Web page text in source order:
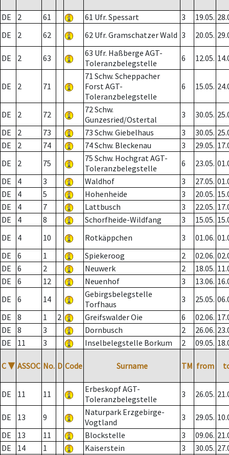
DE 2 61 61 Ufr. Spessart 3 19.05.
DE
2 62 62 Ufr. Gramschatzer Wald 3 20.05.
DE 2 63
63 Ufr. Haßberge AGT-
Toleranzbelegstelle
6 12.05.
DE 2 71
71 Schw. Scheppacher
Forst AGT-
Toleranzbelegstelle
6 15.05.
DE 2 72
72 Schw.
Gunzesried/Ostertal
3 30.05.
DE
2 73 73 Schw. Giebelhaus 3 30.05.
DE
2 74 74 Schw. Bleckenau 3 29.05.
DE
2 75
75 Schw. Hochgrat AGT-
Toleranzbelegstelle
6 23.05.
DE
4 3 Waldhof 3 27.05.
DE
4 5 Hohenheide 3 20.05.
DE
4 7 Lattbusch 3 22.05.
DE
4 8 Schorfheide-Wildfang 3 15.05.
DE
4 10 Rotkäppchen 3 01.06.
DE
6 1 Spiekeroog 2 02.06.
DE
6 2 Neuwerk 2 18.05.
DE
6 12 Neuenhof 3 13.06.
DE
6 14
Gebirgsbelegstelle
Torfhaus
3 25.05.
DE
8 1 2 Greifswalder Oie 6 02.06.
DE
8 3 Dornbusch 2 26.06.
DE
11 3 Inselbelegstelle Borkum 2 09.05.
C ▼ ASSOC No. D Code Surname TM from
DE 11 11
Erbeskopf AGT-
Toleranzbelegstelle
3 26.05.
DE 13 9
Naturpark Erzgebirge-
Vogtland
3 29.05.
DE
13 11 Blockstelle 3 09.06.
DE
14 1 Kaiserstein 3 30.05.